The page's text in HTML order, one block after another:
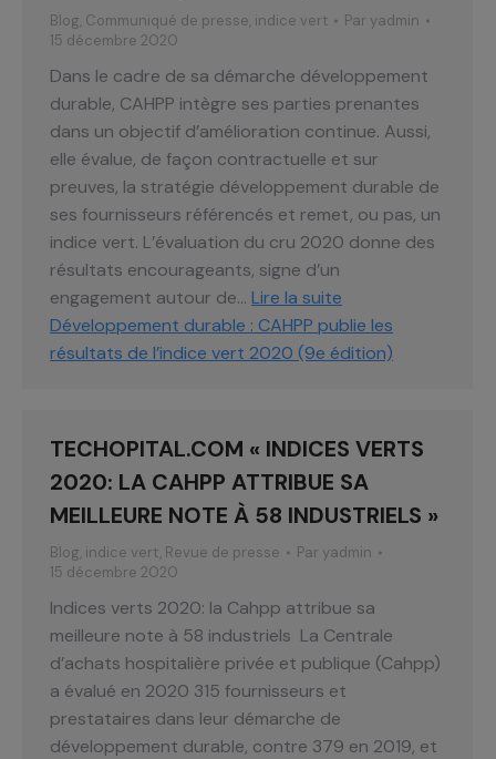
Blog, Communiqué de presse, indice vert Par yadmin
15 décembre 2020
Dans le cadre de sa démarche développement
durable, CAHPP intègre ses parties prenantes
dans un objectif d’amélioration continue. Aussi,
elle évalue, de façon contractuelle et sur
preuves, la stratégie développement durable de
ses fournisseurs référencés et remet, ou pas, un
indice vert. L’évaluation du cru 2020 donne des
résultats encourageants, signe d’un
engagement autour de… Lire la suite
Développement durable : CAHPP publie les
résultats de l’indice vert 2020 (9e édition)
TECHOPITAL.COM « INDICES VERTS
2020: LA CAHPP ATTRIBUE SA
MEILLEURE NOTE À 58 INDUSTRIELS »
Blog, indice vert, Revue de presse Par yadmin
15 décembre 2020
Indices verts 2020: la Cahpp attribue sa
meilleure note à 58 industriels La Centrale
d’achats hospitalière privée et publique (Cahpp)
a évalué en 2020 315 fournisseurs et
prestataires dans leur démarche de
développement durable, contre 379 en 2019, et